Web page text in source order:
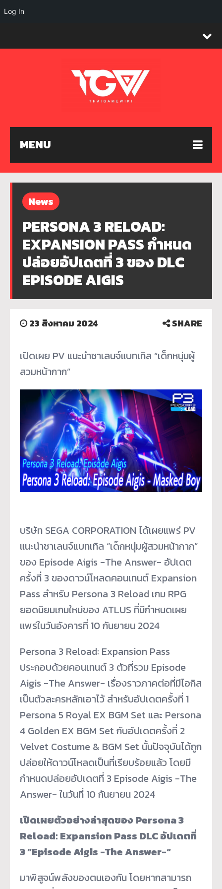
MENU
News
PERSONA 3 RELOAD:
EXPANSION PASS กำหนด
ปล่อยอัปเดตที่ 3 ของ DLC
EPISODE AIGIS
23 สิงหาคม 2024 SHARE
เปิดเผย PV แนะนำชาเลนจ์แบทเทิล “เด็กหนุ่มผู้
สวมหน้ากาก”
บริษัท SEGA CORPORATION ได้เผยแพร่ PV
แนะนำชาเลนจ์แบทเทิล “เด็กหนุ่มผู้สวมหน้ากาก”
ของ Episode Aigis -The Answer- อัปเดต
ครั้งที่ 3 ของดาวน์โหลดคอนเทนต์ Expansion
Pass สำหรับ Persona 3 Reload เกม RPG
ยอดนิยมเกมใหม่ของ ATLUS ที่มีกำหนดเผย
แพร่ในวันอังคารที่ 10 กันยายน 2024
Persona 3 Reload: Expansion Pass
ประกอบด้วยคอนเทนต์ 3 ตัวที่รวม Episode
Aigis -The Answer- เรื่องราวภาคต่อที่มีไอกิส
เป็นตัวละครหลักเอาไว้ สำหรับอัปเดตครั้งที่ 1
Persona 5 Royal EX BGM Set และ Persona
4 Golden EX BGM Set กับอัปเดตครั้งที่ 2
Velvet Costume & BGM Set นั้นปัจจุบันได้ถูก
ปล่อยให้ดาวน์โหลดเป็นที่เรียบร้อยแล้ว โดยมี
กำหนดปล่อยอัปเดตที่ 3 Episode Aigis -The
Answer- ในวันที่ 10 กันยายน 2024
เปิดเผยตัวอย่างล่าสุดของ Persona 3
Reload: Expansion Pass DLC อัปเดตที่
3 “Episode Aigis -The Answer-“
มาพิสูจน์พลังของตนเองกัน โดยหากสามารถ
Log In